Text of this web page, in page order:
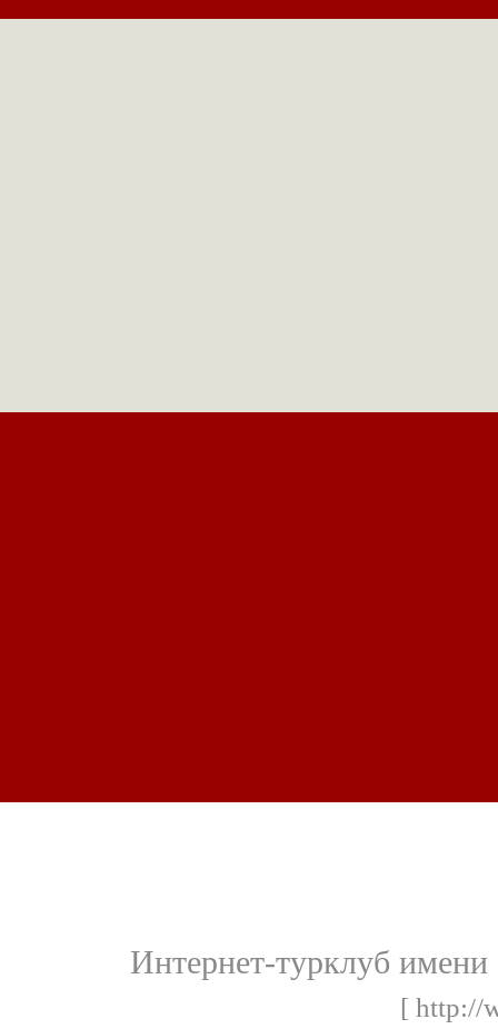
Интернет-турклуб
[ http://